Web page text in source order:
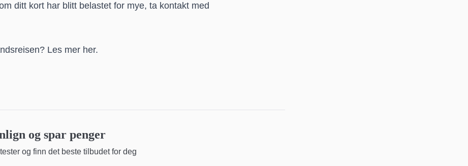
ditt kort har blitt belastet for mye, ta kontakt med
Les mer her.
og spar penger
og finn det beste tilbudet for deg